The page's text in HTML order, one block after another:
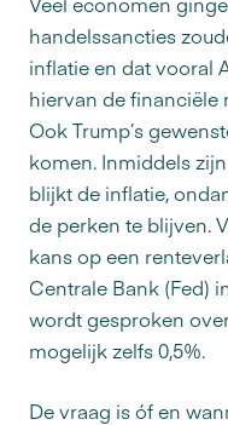
handelssancties
inflatie en dat vooral
hiervan de financiële
Ook Trump’s
komen. Inmiddels
blijkt de inflatie,
de perken te blijven.
kans op een
Centrale Bank (Fed)
wordt gesproken
mogelijk zelfs 0,5%.
De vraag is óf en